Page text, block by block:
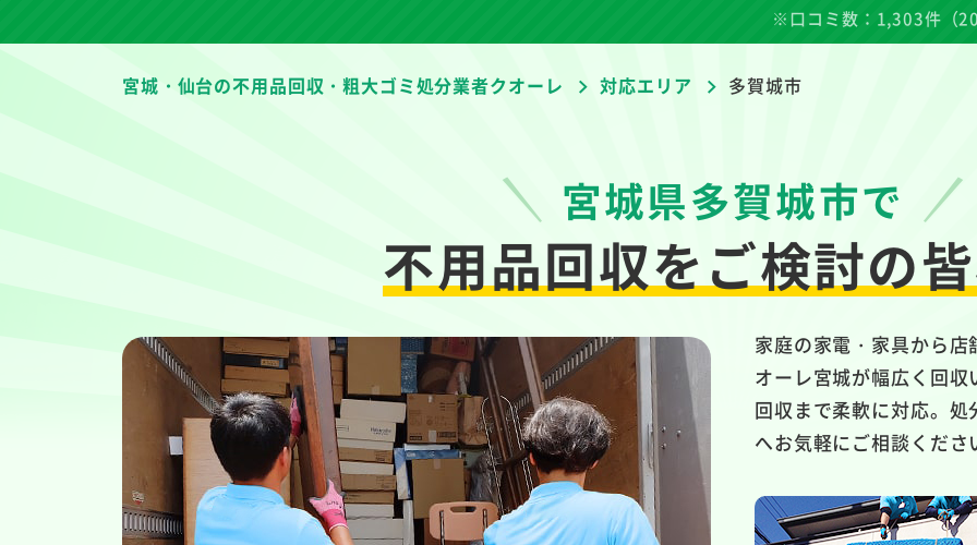
※口コミ数：1,303件（
宮城・仙台の不用品回収・粗大ゴミ処分業者クオーレ 対応エリア 多賀城市
宮城県多賀城市で
不用品回収をご検討の
家庭の家電・家具から
オーレ宮城が幅広く回
回収まで柔軟に対応。
へお気軽にご相談くださ